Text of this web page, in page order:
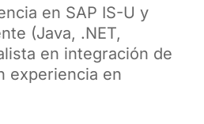
en SAP IS-U y
(Java, .NET,
en integración de
experiencia en